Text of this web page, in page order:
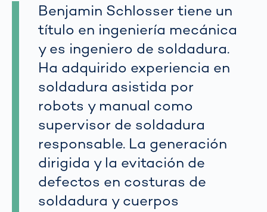
Benjamin Schlosser tiene un
título en ingeniería mecánica
y es ingeniero de soldadura.
Ha adquirido experiencia en
soldadura asistida por
robots y manual como
supervisor de soldadura
responsable. La generación
dirigida y la evitación de
defectos en costuras de
soldadura y cuerpos